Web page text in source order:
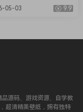
3 v3.2.2 Regge
[MacOSX]（1.45G
05-03 9.9
源码、游戏资源、自学教
超清精美壁纸，拥有独特